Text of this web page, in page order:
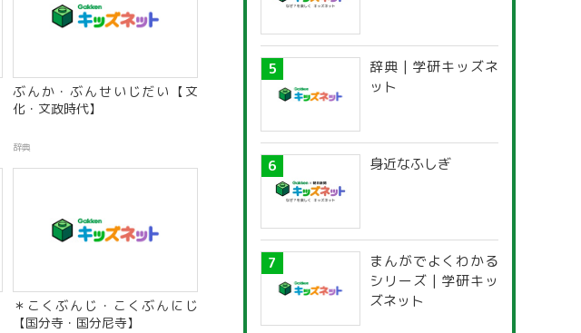
ぶんか・ぶんせいじだい【文
化・文政時代】
辞典
＊こくぶんじ・こくぶんにじ
【国分寺・国分尼寺】
辞典 | 学研キッズネ
ット
身近なふしぎ
まんがでよくわかる
シリーズ | 学研キッ
ズネット